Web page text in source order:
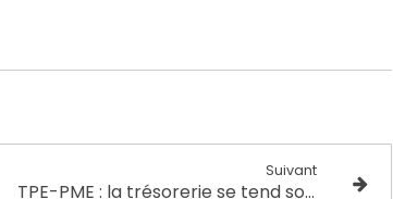
Suivant
TPE-PME : la trésorerie se tend sous le poids des impayés